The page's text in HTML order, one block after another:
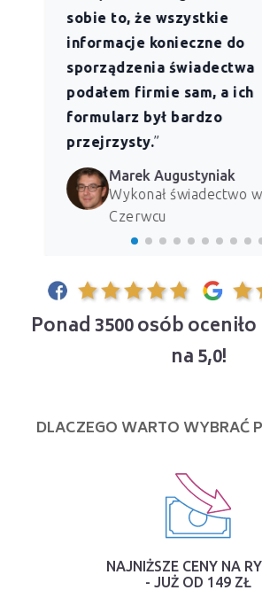
sobie to, że wszystkie
informacje konieczne do
sporządzenia świadectwa
podałem firmie sam, a ich
formularz był bardzo
przejrzysty.”
Marek Augustyniak
Wykonał świadectwo w
Czerwcu
Ponad 3500 osób
na 5,0!
DLACZEGO WARTO WYBRAĆ
NAJNIŻSZE CENY NA
- JUŻ OD 149 ZŁ